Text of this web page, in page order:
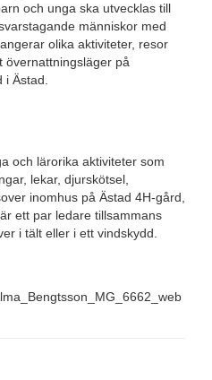
och unga ska utvecklas till
människor med
olika aktiviteter, resor
övernattningsläger på
Ästad.
och lärorika aktiviteter som
lekar, djurskötsel,
inomhus på Ästad 4H-gård,
ett par ledare tillsammans
i tält eller i ett vindskydd.